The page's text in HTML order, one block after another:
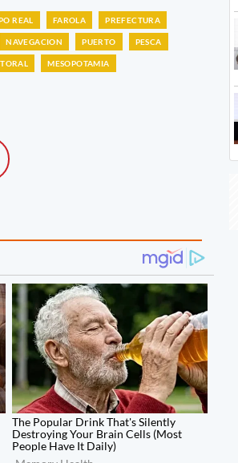
REAL FAROLA PREFECTURA
NAVEGACION PUERTO PESCA
MESOPOTAMIA